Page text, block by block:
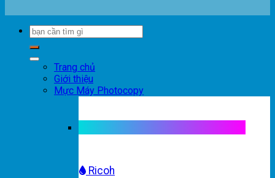
Trang chủ
Giới thiệu
Mực Máy Photocopy
Ricoh